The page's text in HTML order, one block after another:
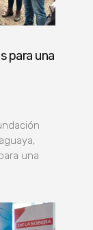
para una
una